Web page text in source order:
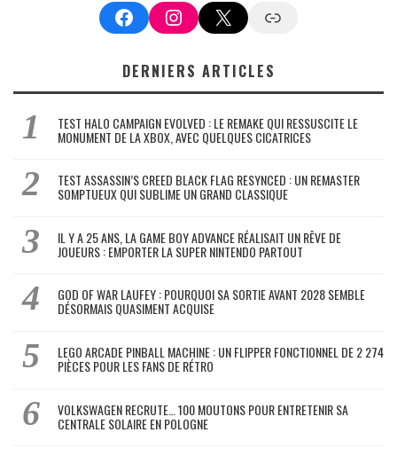
FacebookInstagram
X Google News
DERNIERS ARTICLES
TEST HALO CAMPAIGN EVOLVED : LE REMAKE QUI RESSUSCITE LE
MONUMENT DE LA XBOX, AVEC QUELQUES CICATRICES
TEST ASSASSIN’S CREED BLACK FLAG RESYNCED : UN REMASTER
SOMPTUEUX QUI SUBLIME UN GRAND CLASSIQUE
IL Y A 25 ANS, LA GAME BOY ADVANCE RÉALISAIT UN RÊVE DE
JOUEURS : EMPORTER LA SUPER NINTENDO PARTOUT
GOD OF WAR LAUFEY : POURQUOI SA SORTIE AVANT 2028 SEMBLE
DÉSORMAIS QUASIMENT ACQUISE
LEGO ARCADE PINBALL MACHINE : UN FLIPPER FONCTIONNEL DE 2 274
PIÈCES POUR LES FANS DE RÉTRO
VOLKSWAGEN RECRUTE… 100 MOUTONS POUR ENTRETENIR SA
CENTRALE SOLAIRE EN POLOGNE